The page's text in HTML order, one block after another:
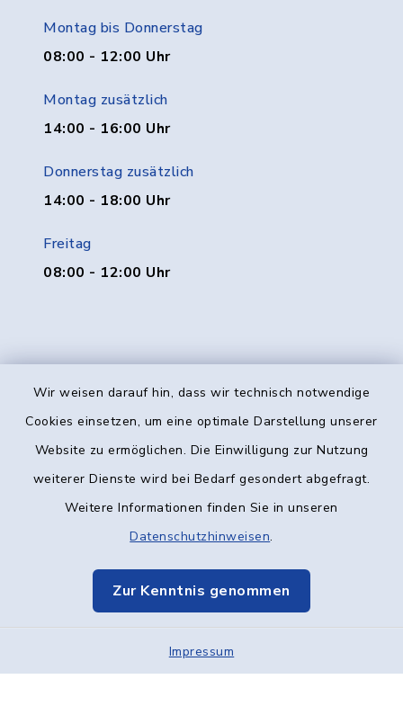
Wir weisen darauf hin, dass wir technisch notwendige
Cookies einsetzen, um eine optimale Darstellung unserer
Website zu ermöglichen. Die Einwilligung zur Nutzung
weiterer Dienste wird bei Bedarf gesondert abgefragt.
Weitere Informationen finden Sie in unseren
Datenschutzhinweisen.
Zur Kenntnis genommen
Impressum
Montag bis Donnerstag
08:00 - 12:00 Uhr
Montag zusätzlich
14:00 - 16:00 Uhr
Donnerstag zusätzlich
14:00 - 18:00 Uhr
Freitag
08:00 - 12:00 Uhr
Kontakt
Datenschutz
Elektronische Kommunikation
Sitemap